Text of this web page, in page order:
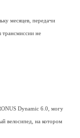
месяцев, передачи
трансмиссии не
Dynamic 6.0, могу
велосипед, на котором